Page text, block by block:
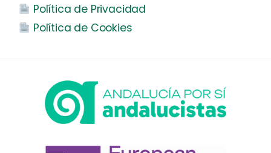
Política de Privacidad
Política de Cookies